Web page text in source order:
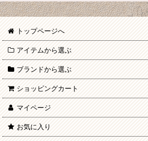
トップページへ
アイテムから選ぶ
ブランドから選ぶ
ショッピングカート
マイページ
お気に入り